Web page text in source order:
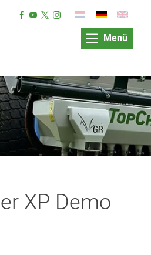
Menü
XP Demo